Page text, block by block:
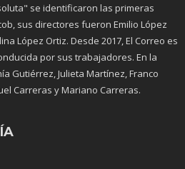
se identificaron las primeras
sus directores fueron Emilio López
López Ortiz. Desde 2017, El Correo es
por sus trabajadores. En la
Gutiérrez, Julieta Martínez, Franco
Carreras y Mariano Carreras.